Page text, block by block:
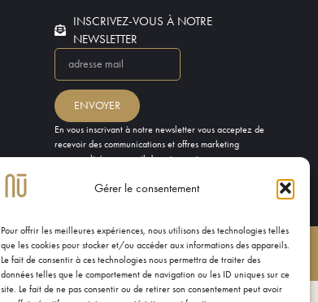
Gérer le consentement
Pour offrir les meilleures expériences, nous utilisons des technologies telles
que les cookies pour stocker et/ou accéder aux informations des appareils.
Le fait de consentir à ces technologies nous permettra de traiter des
données telles que le comportement de navigation ou les ID uniques sur ce
site. Le fait de ne pas consentir ou de retirer son consentement peut avoir
INSCRIVEZ-VOUS À NOTRE
NEWSLETTER
ENVOYER
En vous inscrivant à notre newsletter vous acceptez de
recevoir des communications et offres marketing
personnalisées par mail de notre part.